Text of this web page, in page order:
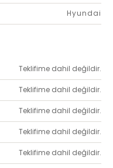
Hyundai
Teklifime dahil değildir.
Teklifime dahil değildir.
Teklifime dahil değildir.
Teklifime dahil değildir.
Teklifime dahil değildir.